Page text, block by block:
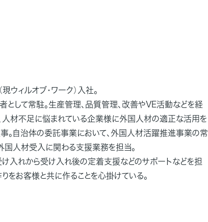
ィルオブ・ワーク）入社。
して常駐。生産管理、品質管理、改善やVE活動などを経
人材不足に悩まれている企業様に外国人材の適正な活用を
。自治体の委託事業において、外国人材活躍推進事業の常
国人材受入に関わる支援業務を担当。
入れから受け入れ後の定着支援などのサポートなどを担
をお客様と共に作ることを心掛けている。